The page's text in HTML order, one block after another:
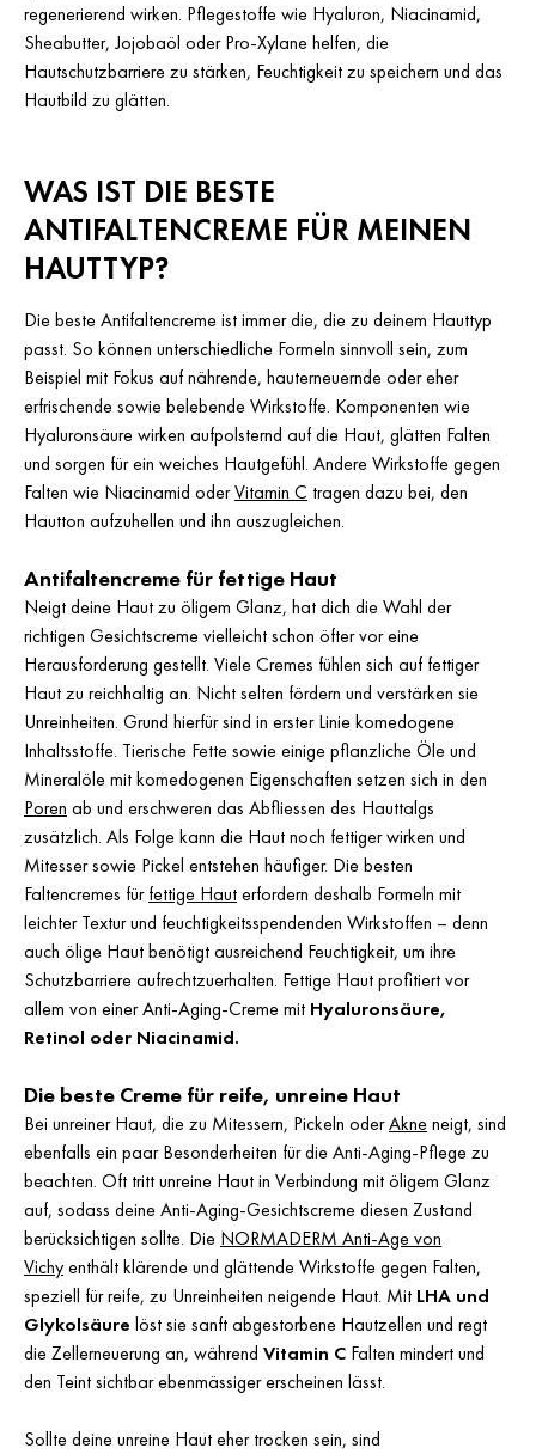
regenerierend wirken. Pflegestoffe wie Hyaluron, Niacinamid,
Sheabutter, Jojobaöl oder Pro-Xylane helfen, die
Hautschutzbarriere zu stärken, Feuchtigkeit zu speichern und das
Hautbild zu glätten.
WAS IST DIE BESTE
ANTIFALTENCREME FÜR MEINEN
HAUTTYP?
Die beste Antifaltencreme ist immer die, die zu deinem Hauttyp
passt. So können unterschiedliche Formeln sinnvoll sein, zum
Beispiel mit Fokus auf nährende, hauterneuernde oder eher
erfrischende sowie belebende Wirkstoffe. Komponenten wie
Hyaluronsäure wirken aufpolsternd auf die Haut, glätten Falten
und sorgen für ein weiches Hautgefühl. Andere Wirkstoffe gegen
Falten wie Niacinamid oderVitamin C tragen dazu bei, den
Hautton aufzuhellen und ihn auszugleichen.
Antifaltencreme für fettige Haut
Neigt deine Haut zu öligem Glanz, hat dich die Wahl der
richtigen Gesichtscreme vielleicht schon öfter vor eine
Herausforderung gestellt. Viele Cremes fühlen sich auf fettiger
Haut zu reichhaltig an. Nicht selten fördern und verstärken sie
Unreinheiten. Grund hierfür sind in erster Linie komedogene
Inhaltsstoffe. Tierische Fette sowie einige pflanzliche Öle und
Mineralöle mit komedogenen Eigenschaften setzen sich in den
Poren ab und erschweren das Abfliessen des Hauttalgs
zusätzlich. Als Folge kann die Haut noch fettiger wirken und
Mitesser sowie Pickel entstehen häufiger. Die besten
Faltencremes fürfettige Hauterfordern deshalb Formeln mit
leichter Textur und feuchtigkeitsspendenden Wirkstoffen – denn
auch ölige Haut benötigt ausreichend Feuchtigkeit, um ihre
Schutzbarriere aufrechtzuerhalten. Fettige Haut profitiert vor
allem von einer Anti-Aging-Creme mit Hyaluronsäure,
Retinol oder Niacinamid.
Die beste Creme für reife, unreine Haut
Bei unreiner Haut, die zu Mitessern, Pickeln oderAkneneigt, sind
ebenfalls ein paar Besonderheiten für die Anti-Aging-Pflege zu
beachten. Oft tritt unreine Haut in Verbindung mit öligem Glanz
auf, sodass deine Anti-Aging-Gesichtscreme diesen Zustand
berücksichtigen sollte. Die NORMADERM Anti-Age von
Vichyenthält klärende und glättende Wirkstoffe gegen Falten,
speziell für reife, zu Unreinheiten neigende Haut. Mit LHA und
Glykolsäure löst sie sanft abgestorbene Hautzellen und regt
die Zellerneuerung an, während Vitamin C Falten mindert und
den Teint sichtbar ebenmässiger erscheinen lässt.
Sollte deine unreine Haut eher trocken sein, sind